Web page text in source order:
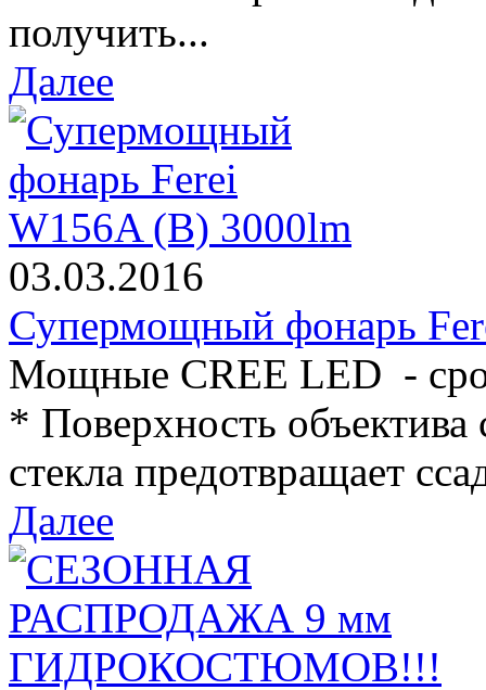
получить...
Далее
03.03.2016
Супермощный фонарь
Мощные CREE LED -
* Поверхность
стекла предотвращает
Далее